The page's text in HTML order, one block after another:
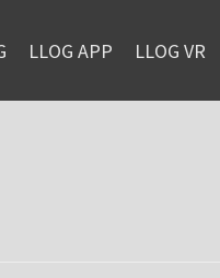
LLOG APP LLOG VR